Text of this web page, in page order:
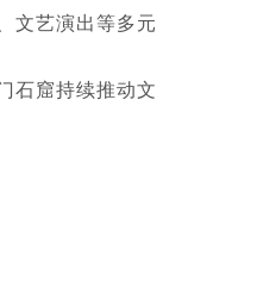
文艺演出等多元
石窟持续推动文